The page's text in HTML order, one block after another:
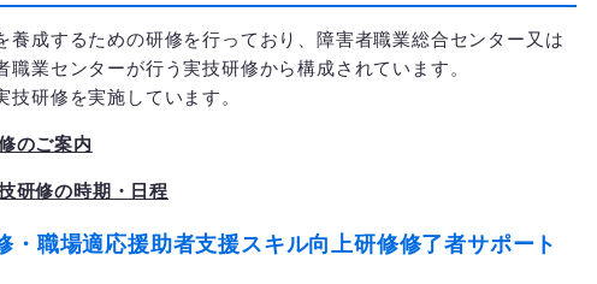
成するための研修を行っており、障害者職業総合センター又は
業センターが行う実技研修から構成されています。
研修を実施しています。
のご案内
研修の時期・日程
職場適応援助者支援スキル向上研修修了者サポート